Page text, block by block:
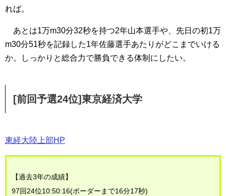
れば。
あとは1万m30分32秒を持つ2年山本選手や、先日の初1万
m30分51秒を記録した1年佐藤選手あたりがどこまでいける
か。しっかりと総合力で勝負できる体制にしたい。
[前回予選24位]東京経済大学
東経大陸上部HP
【過去3年の成績】
97回24位10:50:16(ボーダーまで16分17秒)